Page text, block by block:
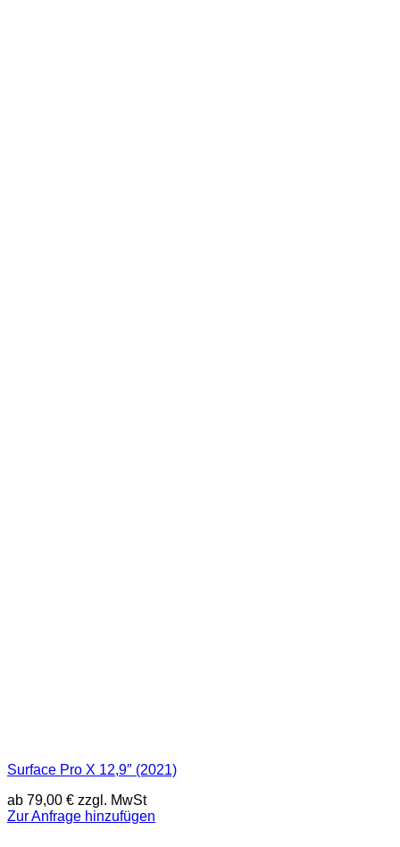
Surface Pro X 12,9″ (2021)
ab 79,00 € zzgl. MwSt
Zur Anfrage hinzufügen